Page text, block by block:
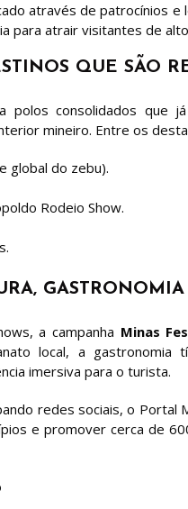
através de patrocínios
para atrair visitantes de
QUE SÃO
polos consolidados
mineiro. Entre os
global do zebu).
Rodeio Show.
a campanha Minas
local, a gastronomia
imersiva para o turista.
redes sociais, o Portal
e promover cerca de